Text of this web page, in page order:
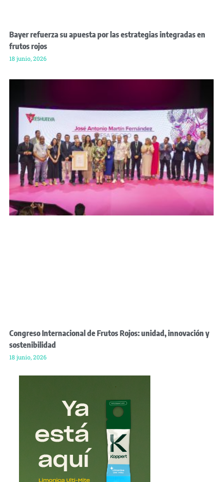
Bayer refuerza su apuesta por las estrategias integradas en
frutos rojos
18 junio, 2026
Congreso Internacional de Frutos Rojos: unidad, innovación y
sostenibilidad
18 junio, 2026